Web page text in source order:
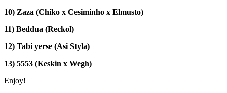
10) Zaza (Chiko x Cesiminho x Elmusto)
11) Beddua (Reckol)
12) Tabi yerse (Asi Styla)
13) 5553 (Keskin x Wegh)
Enjoy!